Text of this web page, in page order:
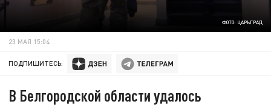
ФОТО: ЦАРЬГРАД
23 МАЯ 15:04
ПОДПИШИТЕСЬ:
В Белгородской области удалось